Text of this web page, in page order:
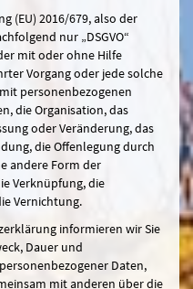
(EU) 2016/679, also der
nur „DSGVO“
mit oder ohne Hilfe
Vorgang oder jede solche
personenbezogenen
die Organisation, das
oder Veränderung, das
die Offenlegung durch
andere Form der
Verknüpfung, die
Vernichtung.
informieren wir Sie
Dauer und
Daten,
mit anderen über die